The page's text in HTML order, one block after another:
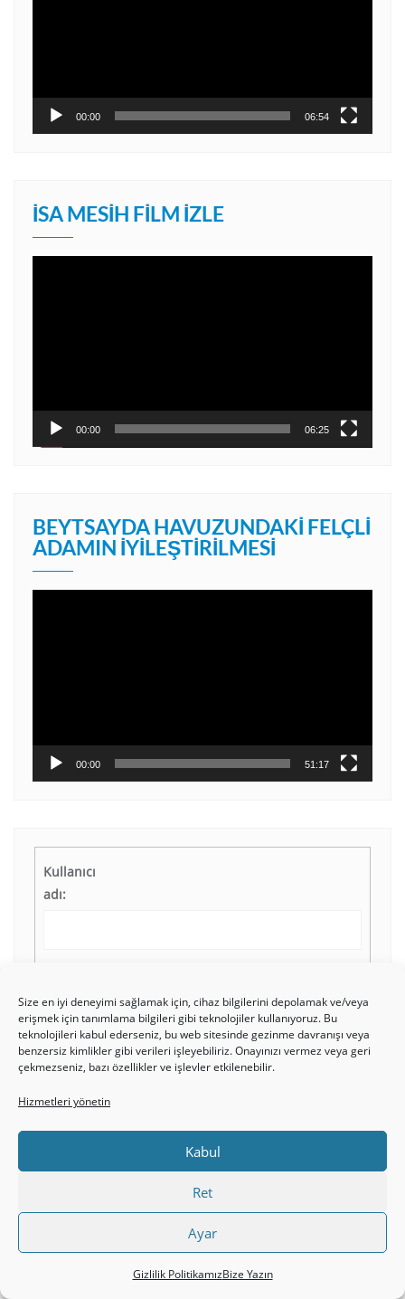
Size en iyi deneyimi sağlamak için, cihaz bilgilerini depolamak ve/veya
erişmek için tanımlama bilgileri gibi teknolojiler kullanıyoruz. Bu
teknolojileri kabul ederseniz, bu web sitesinde gezinme davranışı veya
benzersiz kimlikler gibi verileri işleyebiliriz. Onayınızı vermez veya geri
çekmezseniz, bazı özellikler ve işlevler etkilenebilir.
Hizmetleri yönetin
Kabul
Ret
Ayar
Gizlilik PolitikamızBize Yazın
00:00 06:54
İSA MESIH FILM İZLE
00:00 06:25
BEYTSAYDA HAVUZUNDAKI FELÇLI
ADAMIN İYILEŞTIRILMESI
00:00 51:17
Kullanıcı
adı:
Beni
hatırla
Giriş yap
TANIKLIKLAR